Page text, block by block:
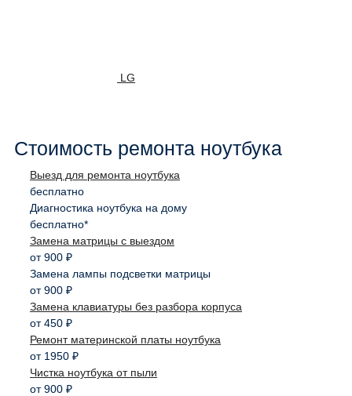
LG
Стоимость ремонта ноутбука
Выезд для ремонта ноутбука
бесплатно
Диагностика ноутбука на дому
бесплатно*
Замена матрицы с выездом
от 900 ₽
Замена лампы подсветки матрицы
от 900 ₽
Замена клавиатуры без разбора корпуса
от 450 ₽
Ремонт материнской платы ноутбука
от 1950 ₽
Чистка ноутбука от пыли
от 900 ₽